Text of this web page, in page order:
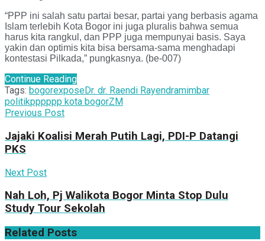
“PPP ini salah satu partai besar, partai yang berbasis agama
Islam terlebih Kota Bogor ini juga pluralis bahwa semua
harus kita rangkul, dan PPP juga mempunyai basis. Saya
yakin dan optimis kita bisa bersama-sama menghadapi
kontestasi Pilkada,” pungkasnya. (be-007)
Continue Reading
Tags: bogorexposeDr. dr. Raendi Rayendramimbar
politikpppppp kota bogorZM
Previous Post
Jajaki Koalisi Merah Putih Lagi, PDI-P Datangi
PKS
Next Post
Nah Loh, Pj Walikota Bogor Minta Stop Dulu
Study Tour Sekolah
Related Posts